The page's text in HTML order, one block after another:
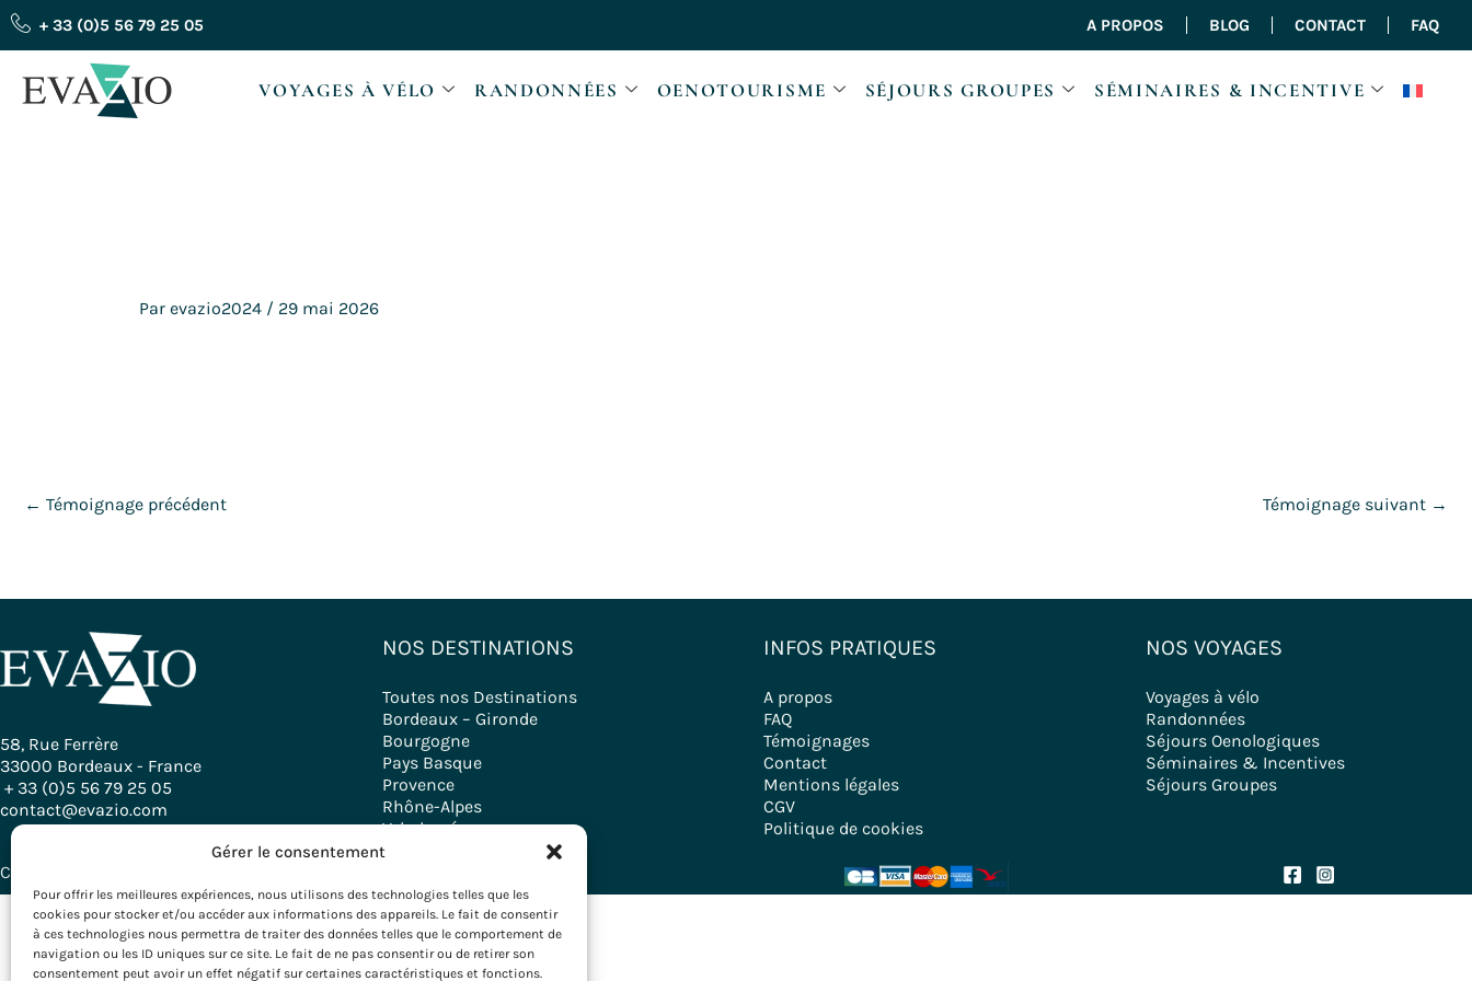
Gérer le consentement
Pour offrir les meilleures expériences, nous utilisons des technologies telles que les
cookies pour stocker et/ou accéder aux informations des appareils. Le fait de consentir
à ces technologies nous permettra de traiter des données telles que le comportement de
navigation ou les ID uniques sur ce site. Le fait de ne pas consentir ou de retirer son
consentement peut avoir un effet négatif sur certaines caractéristiques et fonctions.
Aller
au
contenu
+ 33 (0)5 56 79 25 05 A PROPOS BLOG CONTACT FAQ
VOYAGES À VÉLO RANDONNÉES OENOTOURISME SÉJOURS GROUPES SÉMINAIRES & INCENTIVE
Par evazio2024 / 29 mai 2026
← Témoignage précédent Témoignage suivant →
58, Rue Ferrère
33000 Bordeaux - France
+ 33 (0)5 56 79 25 05
contact@evazio.com
NOS DESTINATIONS
Toutes nos Destinations
Bordeaux – Gironde
Bourgogne
Pays Basque
Provence
Rhône-Alpes
Velodyssée
INFOS PRATIQUES
A propos
FAQ
Témoignages
Contact
Mentions légales
CGV
Politique de cookies
NOS VOYAGES
Voyages à vélo
Randonnées
Séjours Oenologiques
Séminaires & Incentives
Séjours Groupes
Copyright © 2026 Evazio